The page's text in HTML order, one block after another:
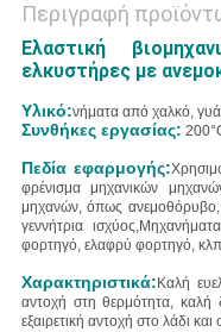
Περιγραφή
Ελαστική
ελκυστήρες με
Υλικό:νήματα από χαλκό,
Συνθήκες εργασίας:
Πεδία εφαρμογής:
φρένισμα μηχανικών
μηχανών, όπως ανεμοθόρυβο,
γεννήτρια
φορτηγό, ελαφρύ φορτηγό,
Χαρακτηριστικά: Καλή
αντοχή στη θερμότητα, καλή
εξαιρετική αντοχή στο λάδι